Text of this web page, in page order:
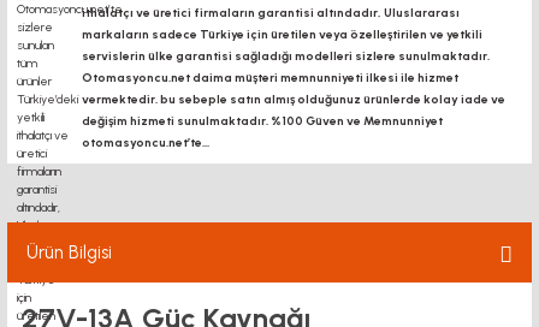
ithalatçı ve üretici firmaların garantisi altındadır, Uluslararası
markaların sadece Türkiye için üretilen veya özelleştirilen ve yetkili
servislerin ülke garantisi sağladığı modelleri sizlere sunulmaktadır.
Otomasyoncu.net daima müşteri memnunniyeti ilkesi ile hizmet
vermektedir. bu sebeple satın almış olduğunuz ürünlerde kolay iade ve
değişim hizmeti sunulmaktadır. %100 Güven ve Memnunniyet
otomasyoncu.net’te...
Ürün Bilgisi
27V-13A Güç Kaynağı